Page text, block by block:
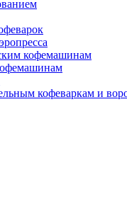
кофемашинам
кофеваркам и